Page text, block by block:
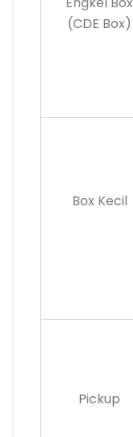
(CDE Box)
Box Kecil
Pickup